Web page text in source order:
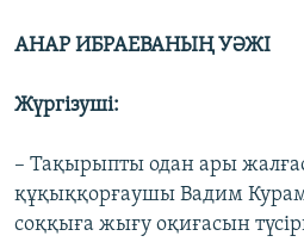
АНАР ИБРАЕВАНЫҢ УӘЖІ
Жүргізуші:
– Тақырыпты одан ары
құқыққорғаушы Вадим
соққыға жығу оқиғасын